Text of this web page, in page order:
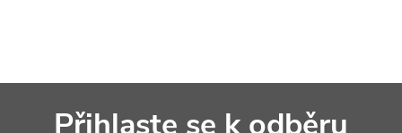
Přihlaste se k odběru